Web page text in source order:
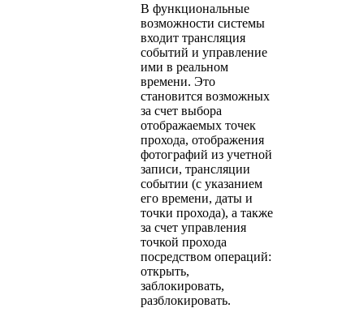
В функциональные
возможности системы
входит трансляция
событий и управление
ими в реальном
времени. Это
становится возможных
за счет выбора
отображаемых точек
прохода, отображения
фотографий из учетной
записи, трансляции
событии (с указанием
его времени, даты и
точки прохода), а также
за счет управления
точкой прохода
посредством операций:
открыть,
заблокировать,
разблокировать.